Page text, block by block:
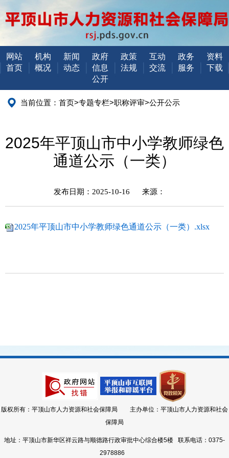
网站
首页
机构
概况
新闻
动态
政府
信息
公开
政策
法规
互动
交流
政务
服务
资料
下载
当前位置： 首页>专题专栏>职称评审>公开公示
2025年平顶山市中小学教师绿色
通道公示（一类）
发布日期：2025-10-16 来源：
2025年平顶山市中小学教师绿色通道公示（一类）.xlsx
版权所有：平顶山市人力资源和社会保障局 主办单位：平顶山市人力资源和社会
保障局
地址：平顶山市新华区祥云路与顺德路行政审批中心综合楼5楼 联系电话：0375-
2978886